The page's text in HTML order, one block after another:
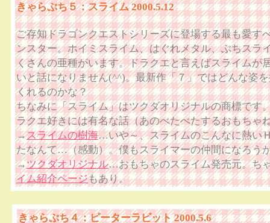
きゃらぷち５：スライム 2000.5.12
ご存知ドラゴンクエストシリーズに登場する最も愛す
ンスター。ホイミスライム、はぐれメタル、ぶちスラ
くさんの亜種がいます。ドラクエと言えばスライムが
いと話になりません(^^)。最新作「７」ではどんな姿
くれるのかな？
ちなみに「スライム」はツクダオリジナルの商標です
ラクエ好きには有名な話（あのべたべたするおもちゃ
→スライムの樹海…いや～、スライムのこんなに熱い
たなんて…（感動）。僕もスライマーの仲間になろう
→ツクダオリジナル…おもちゃのスライム発売元。ち
イム紹介ページもあり。
きゃらぷち４：ピーターラビット 2000.5.6